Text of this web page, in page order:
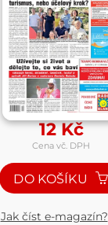
12Kč
Cena vč. DPH
DO KOŠÍKU
Jak číst e-magazín?